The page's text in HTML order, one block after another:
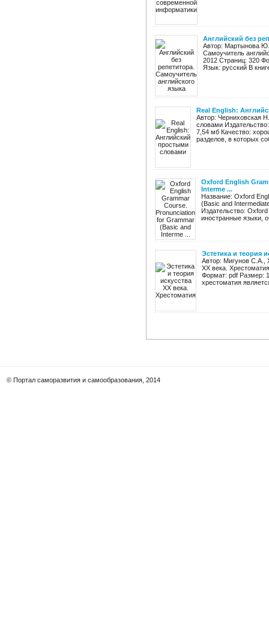
Английский без
Автор: Мартынова
Самоучитель
2012 Страниц: 320
Язык: русский В
Real English:
Автор: Черниховская
словами
7,54 мб Качество:
разделов, в которых
Oxford English
Interme ...
Название: Oxford
(Basic and
Издательство:
иностранные языки,
Эстетика и теория
Автор: Мигунов С.А.,
ХХ века.
Формат: pdf Размер:
хрестоматия
© Портал саморазвития и самообразования, 2014